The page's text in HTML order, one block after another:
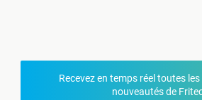
Recevez en temps réel toutes
nouveautés de